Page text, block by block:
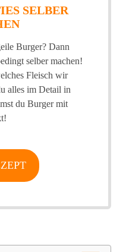
SELBER
Burger? Dann
selber machen!
Fleisch wir
alles im Detail in
du Burger mit